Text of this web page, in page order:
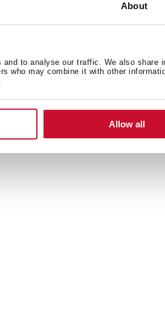
About
to analyse our traffic. We also share
who may combine it with other
Allow all
Modèle